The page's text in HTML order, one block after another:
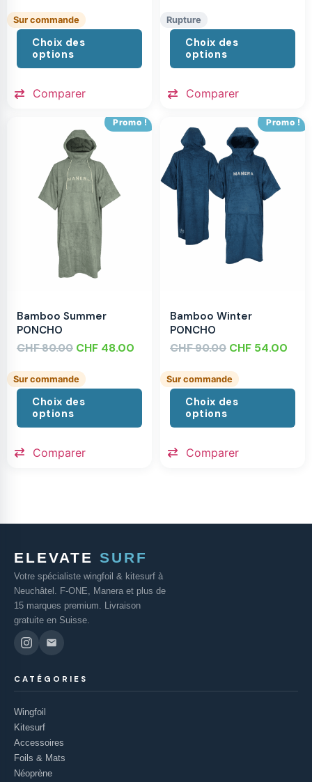
Sur commande
Choix des
options
Comparer
Rupture
Choix des
options
Comparer
Promo !
Bamboo Summer
PONCHO
CHF80.00 CHF 48.00
Sur commande
Choix des
options
Comparer
Promo !
Bamboo Winter
PONCHO
CHF90.00 CHF 54.00
Sur commande
Choix des
options
Comparer
ELEVATE SURF
Votre spécialiste wingfoil & kitesurf à
Neuchâtel. F-ONE, Manera et plus de
15 marques premium. Livraison
gratuite en Suisse.
CATÉGORIES
Wingfoil
Kitesurf
Accessoires
Foils & Mats
Néoprène